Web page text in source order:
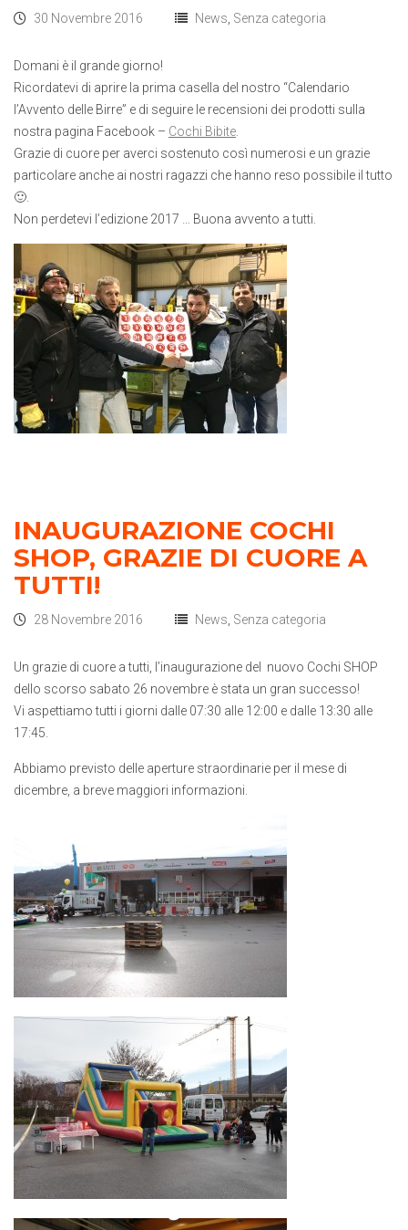
30 Novembre 2016 News Senza categoria
Domani è il grande giorno!
Ricordatevi di aprire la prima casella del nostro “Calendario
l’Avvento delle Birre” e di seguire le recensioni dei prodotti sulla
nostra pagina Facebook – Cochi Bibite
Grazie di cuore per averci sostenuto così numerosi e un grazie
particolare anche ai nostri ragazzi che hanno reso possibile il tutto
🙂
Non perdetevi l’edizione 2017 … Buona avvento a tutti.
INAUGURAZIONE COCHI
SHOP, GRAZIE DI CUORE A
TUTTI!
28 Novembre 2016 News Senza categoria
Un grazie di cuore a tutti, l’inaugurazione del nuovo Cochi SHOP
dello scorso sabato 26 novembre è stata un gran successo!
Vi aspettiamo tutti i giorni dalle 07:30 alle 12:00 e dalle 13:30 alle
17:45.
Abbiamo previsto delle aperture straordinarie per il mese di
dicembre, a breve maggiori informazioni.